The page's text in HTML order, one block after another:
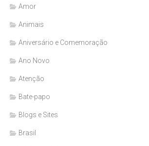
Amor
Animais
Aniversário e Comemoração
Ano Novo
Atenção
Bate-papo
Blogs e Sites
Brasil